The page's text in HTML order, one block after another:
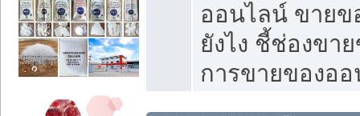
ออนไลน์ ขายข
ยังไง ชี้ช่องขา
การขายของอ